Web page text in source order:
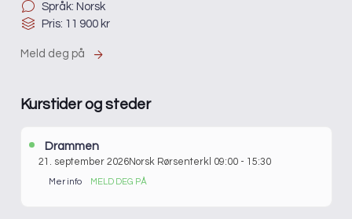
Kurstider og steder
Drammen
21. september 2026Norsk Rørsenterkl 09:00 - 15:30
Mer info MELD DEG PÅ
Språk: Norsk
Pris: 11 900 kr
Meld deg på